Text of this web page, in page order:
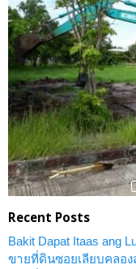
Recent Posts
Bakit Dapat Itaas ang
ขายที่ดินซอยเลียบคลอ